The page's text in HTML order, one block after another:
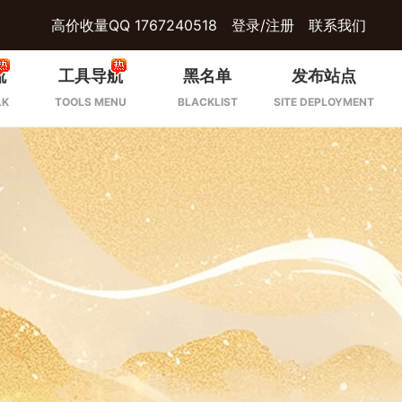
高价收量QQ 1767240518 登录/注册 联系我们
工具导航
TOOLS MENU
黑名单
BLACKLIST
发布站点
SITE DEPLOYMENT